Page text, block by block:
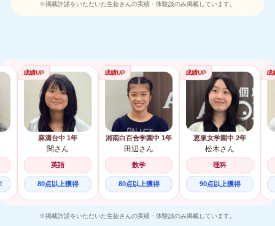
※掲載許諾をいただいた生徒さんの実績・体験談のみ掲載しています。
！
麻溝台中 1年
関さん
英語
80点以上獲得
湘南白百合学園中 1年
田辺さん
数学
80点以上獲得
恵泉女学園中 2年
松木さん
理科
90点以上獲得
※掲載許諾をいただいた生徒さんの実績・体験談のみ掲載しています。